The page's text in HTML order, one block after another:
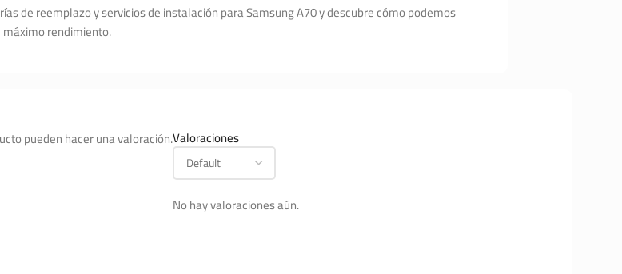
de reemplazo y servicios de instalación para Samsung A70 y descubre cómo podemos
rendimiento.
Valoraciones
No hay valoraciones aún.
pueden hacer una valoración.